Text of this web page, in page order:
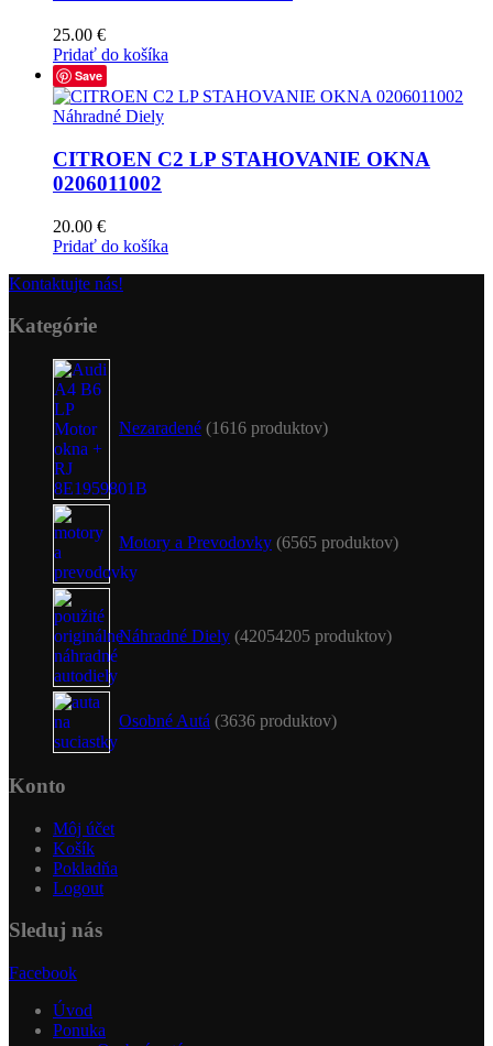
25.00 €
Pridať do košíka
Save
Náhradné Diely
CITROEN C2 LP STAHOVANIE OKNA
0206011002
20.00 €
Pridať do košíka
Kontaktujte nás!
Kategórie
Nezaradené 1616 produktov
Motory a Prevodovky 6565 produktov
Náhradné Diely 42054205 produktov
Osobné Autá 3636 produktov
Konto
Môj účet
Košík
Pokladňa
Logout
Sleduj nás
Facebook
Úvod
Ponuka